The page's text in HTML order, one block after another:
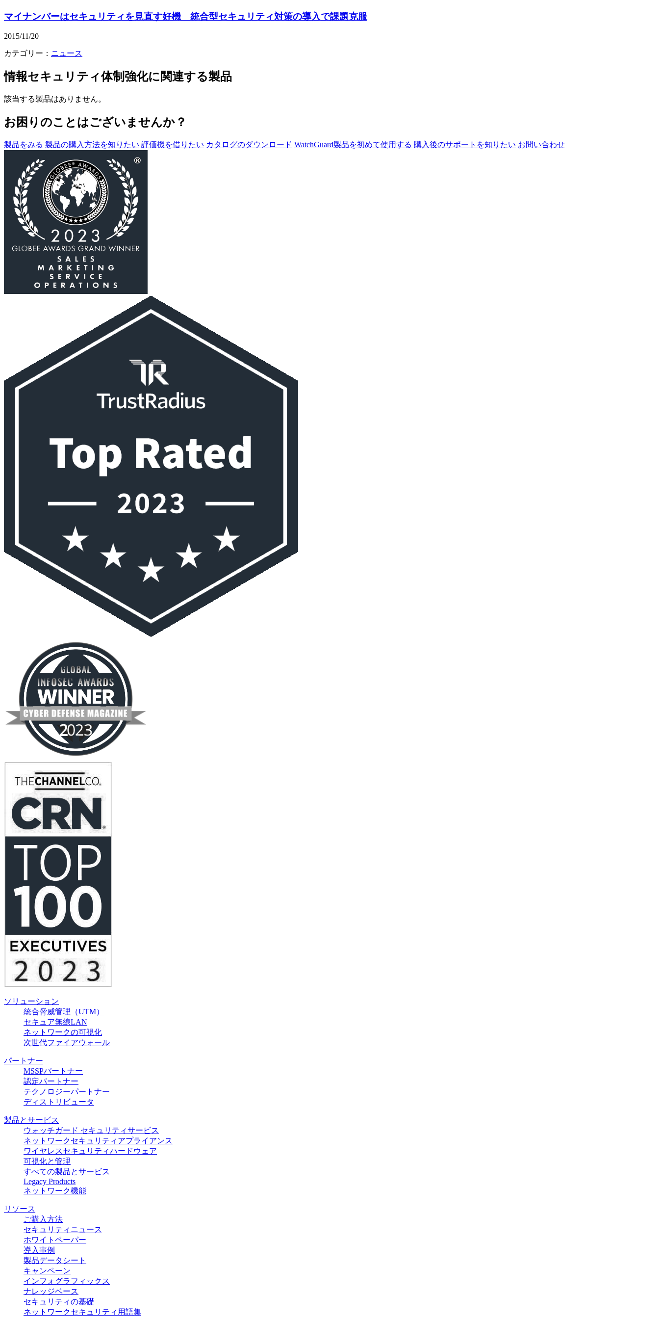
マイナンバーはセキュリティを見直す好機 統合型セキュリティ対策の導入で課題克服
2015/11/20
カテゴリー： ニュース
情報セキュリティ体制強化に関連する製品
該当する製品はありません。
お困りのことはございませんか？
製品をみる 製品の購入方法を知りたい 評価機を借りたい カタログのダウンロード WatchGuard製品を初めて使用する 購入後のサポートを知りたい お問い合わせ
ソリューション
統合脅威管理（UTM）
セキュア無線LAN
ネットワークの可視化
次世代ファイアウォール
パートナー
MSSPパートナー
認定パートナー
テクノロジーパートナー
ディストリビュータ
製品とサービス
ウォッチガード セキュリティサービス
ネットワークセキュリティアプライアンス
ワイヤレスセキュリティハードウェア
可視化と管理
すべての製品とサービス
Legacy Products
ネットワーク機能
リソース
ご購入方法
セキュリティニュース
ホワイトペーパー
導入事例
製品データシート
キャンペーン
インフォグラフィックス
ナレッジベース
セキュリティの基礎
ネットワークセキュリティ用語集